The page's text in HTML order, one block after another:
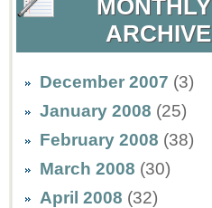
MONTHLY
ARCHIVE
December 2007 (3)
January 2008 (25)
February 2008 (38)
March 2008 (30)
April 2008 (32)